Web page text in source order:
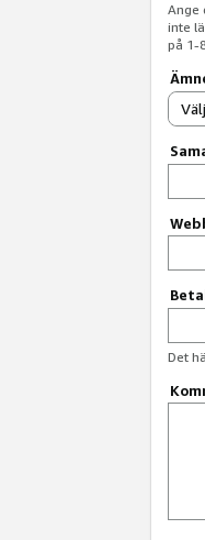
Ange
inte
på 1-
Det